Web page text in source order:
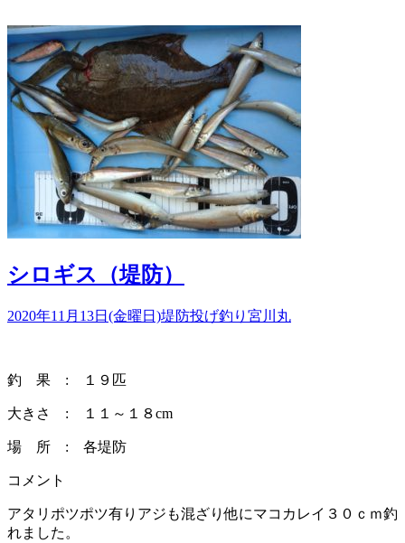
シロギス（堤防）
2020年11月13日(金曜日)堤防投げ釣り 宮川丸
釣 果 : １９匹
大きさ : １１～１８cm
場 所 : 各堤防
コメント
アタリポツポツ有りアジも混ざり他にマコカレイ３０ｃｍ釣
れました。